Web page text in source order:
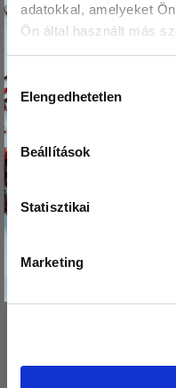
adatokkal, amelyeket
Ön által használt más
Hozzájárulás
kiválasztása
Elengedhetetlen
Beállítások
Statisztikai
Marketing
Kétféle puding –
Mák tárolása – így
2026. július